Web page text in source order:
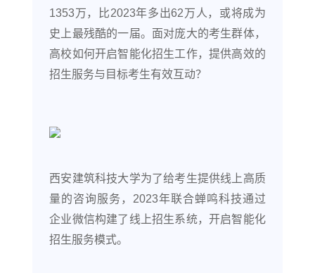
1353万，比2023年多出62万人，或将成为
史上最残酷的一届。面对庞大的考生群体，
高校如何开启智能化招生工作，提供高效的
招生服务与目标考生有效互动？
西安建筑科技大学为了给考生提供线上高质
量的咨询服务，2023年联合蝉鸣科技通过
企业微信构建了线上招生系统，开启智能化
招生服务模式。